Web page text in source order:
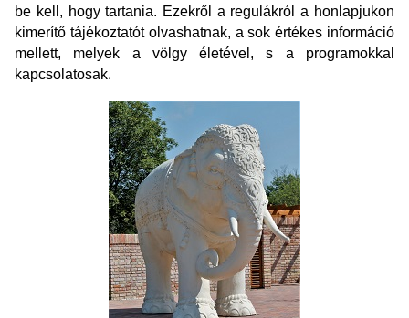
be kell, hogy tartania. Ezekről a regulákról a honlapjukon
kimerítő tájékoztatót olvashatnak, a sok értékes információ
mellett, melyek a völgy életével, s a programokkal
kapcsolatosak.